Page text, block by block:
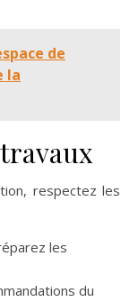
de
la
respectez les
les
du